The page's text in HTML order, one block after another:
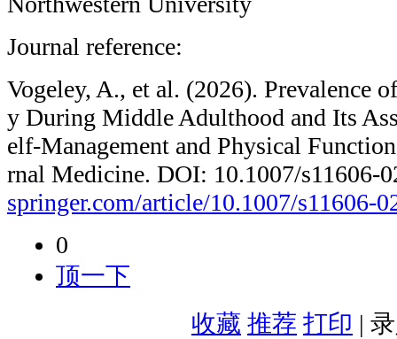
Journal reference:
Vogeley, A., et al. (2026). Prevalence
y During Middle Adulthood and Its
elf-Management and Physical
rnal Medicine. DOI: 10.1007/s11606-
springer.com/article/10.1007/s11606-
0
顶一下
收藏 推荐 打印 |